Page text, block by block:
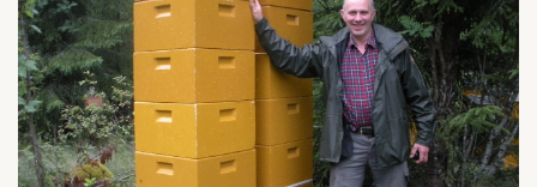
Om Norges Birøkterlag
Finn fylkes- og lokallag
Nyheter